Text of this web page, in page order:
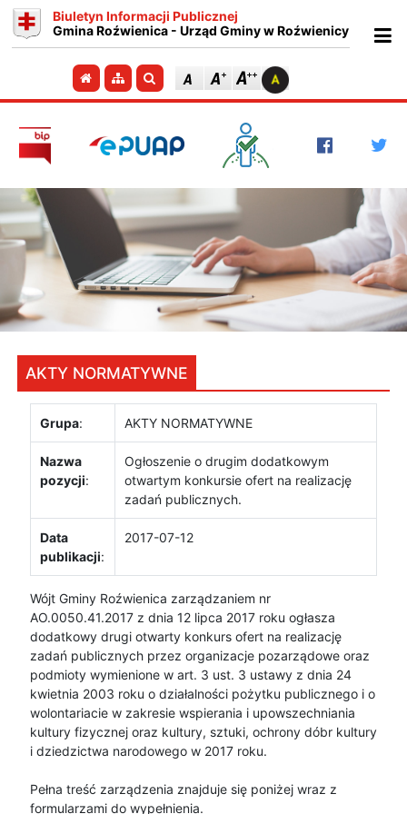
Biuletyn Informacji Publicznej
Gmina Roźwienica - Urząd Gminy w Roźwienicy
Przejdź do strony głównej
Przejdź do mapy strony
Szukaj
AKTY NORMATYWNE
Grupa: AKTY NORMATYWNE
Nazwa
pozycji:
Ogłoszenie o drugim dodatkowym
otwartym konkursie ofert na realizację
zadań publicznych.
Data
publikacji:
2017-07-12
Wójt Gminy Roźwienica zarządzaniem nr
AO.0050.41.2017 z dnia 12 lipca 2017 roku ogłasza
dodatkowy drugi otwarty konkurs ofert na realizację
zadań publicznych przez organizacje pozarządowe oraz
podmioty wymienione w art. 3 ust. 3 ustawy z dnia 24
kwietnia 2003 roku o działalności pożytku publicznego i o
wolontariacie w zakresie wspierania i upowszechniania
kultury fizycznej oraz kultury, sztuki, ochrony dóbr kultury
i dziedzictwa narodowego w 2017 roku.
Pełna treść zarządzenia znajduje się poniżej wraz z
formularzami do wypełnienia.